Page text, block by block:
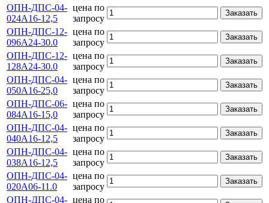
ОПН-ДПС-04-
024А16-12,5
цена по
запросу
Заказать
ОПН-ДПС-12-
096А24-30.0
цена по
запросу
Заказать
ОПН-ДПС-12-
128А24-30.0
цена по
запросу
Заказать
ОПН-ДПС-04-
050А16-25,0
цена по
запросу
Заказать
ОПН-ДПС-06-
084А16-15,0
цена по
запросу
Заказать
ОПН-ДПС-04-
040А16-12,5
цена по
запросу
Заказать
ОПН-ДПС-04-
038А16-12,5
цена по
запросу
Заказать
ОПН-ДПС-04-
020А06-11.0
цена по
запросу
Заказать
ОПН-ДПС-04- цена по